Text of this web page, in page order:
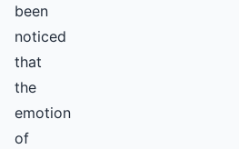
been
noticed
that
the
emotion
of